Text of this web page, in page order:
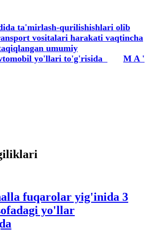
ta'mirlash-qurilishishlari olib
vositalari harakati vaqtincha
umumiy
yo'llari to'g'risida
M A '
fuqarolar yig'inida 3
yo'llar